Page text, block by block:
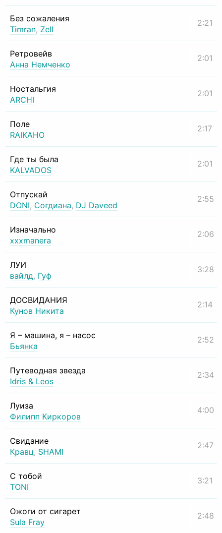
Без сожаления
Timran, Zell
2:21
Ретровейв
Анна Немченко
2:01
Ностальгия
ARCHI
2:01
Поле
RAIKAHO
2:17
Где ты была
KALVADOS
2:01
Отпускай
DONI, Согдиана, DJ Daveed
2:55
Изначально
xxxmanera
2:06
ЛУИ
вайлд, Гуф
3:28
ДОСВИДАНИЯ
Кунов Никита
2:14
Я – машина, я – насос
Бьянка
2:52
Путеводная звезда
Idris & Leos
2:34
Луиза
Филипп Киркоров
4:00
Свидание
Кравц, SHAMI
2:47
С тобой
TONI
3:21
Ожоги от сигарет
Sula Fray
2:48